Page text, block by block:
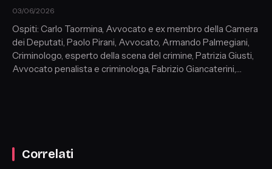
03/06/2026
Ospiti: Carlo Taormina, Avvocato e ex membro della Camera
dei Deputati, Paolo Pirani, Avvocato, Armando Palmegiani,
Criminologo, esperto della scena del crimine, Patrizia Giusti,
Avvocato penalista e criminologa, Fabrizio Giancaterini,
Correlati